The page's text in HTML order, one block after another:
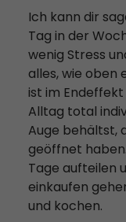
Ich kann dir
Tag in der
wenig Stress
alles, wie oben
ist im
Alltag total
Auge behältst,
geöffnet
Tage aufteilen
einkaufen
und kochen.